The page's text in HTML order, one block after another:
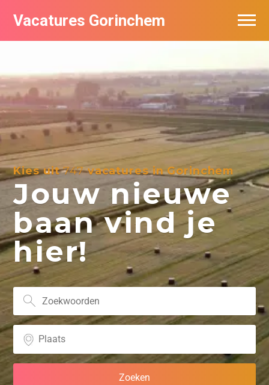
Vacatures Gorinchem
Kies uit747vacatures in Gorinchem
Jouw nieuwe
baan vind je
hier!
Vacatures bij bedrijven in Gorinchem
De populairste vacatures in Gorinchem
Nieuwsbrief feed